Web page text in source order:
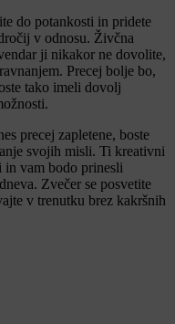
do potankosti in pridete
v odnosu. Živčna
ji nikakor ne dovolite,
Precej bolje bo,
tako imeli dovolj
precej zapletene, boste
svojih misli. Ti kreativni
in vam bodo prinesli
Zvečer se posvetite
v trenutku brez kakršnih